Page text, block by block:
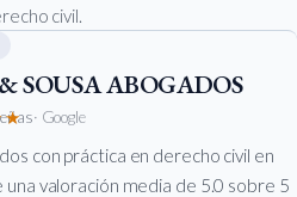
civil.
SOUSA ABOGADOS
· Google
con práctica en derecho civil en
valoración media de 5.0 sobre 5